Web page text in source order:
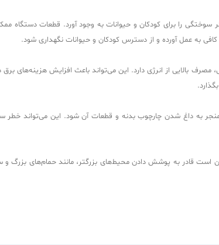
سوختگی را برای کودکان و حیوانات به وجود آورد. قطعات
کافی به عمل آورده و از دسترس کودکان و حیوانات نگهداری شود.
مصرف بالایی از انرژی دارد. این می‌تواند باعث افزایش
به داغ شدن چارچوب بدنه و قطعات آن شود. این می‌تواند
قادر به پوشش دادن محیط‌های بزرگتر، مانند حمام‌های بزرگ و